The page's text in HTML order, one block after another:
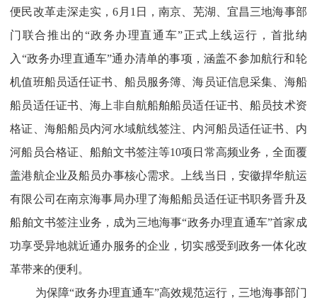
便民改革走深走实，6月1日，南京、芜湖、宜昌三地海事部
门联合推出的“政务办理直通车”正式上线运行，首批纳
入“政务办理直通车”通办清单的事项，涵盖不参加航行和轮
机值班船员适任证书、船员服务簿、海员证信息采集、海船
船员适任证书、海上非自航船舶船员适任证书、船员技术资
格证、海船船员内河水域航线签注、内河船员适任证书、内
河船员合格证、船舶文书签注等10项日常高频业务，全面覆
盖港航企业及船员办事核心需求。上线当日，安徽捍华航运
有限公司在南京海事局办理了海船船员适任证书职务晋升及
船舶文书签注业务，成为三地海事“政务办理直通车”首家成
功享受异地就近通办服务的企业，切实感受到政务一体化改
革带来的便利。
为保障“政务办理直通车”高效规范运行，三地海事部门